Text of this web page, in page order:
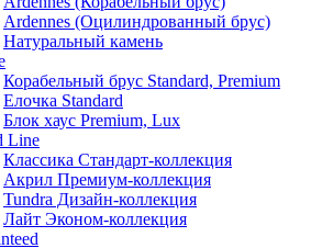
Ardennes (Оцилиндрованный брус)
Натуральный камень
Корабельный брус Standard, Premium
Елочка Standard
Блок хаус Premium, Lux
Line
Классика Стандарт-коллекция
Акрил Премиум-коллекция
Tundra Дизайн-коллекция
Лайт Эконом-коллекция